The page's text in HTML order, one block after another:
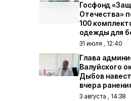
Госфонд
Отечества»
100
одежды для
31 июля , 12:40
Глава
Валуйского
Дыбов
вчера
3 августа , 14:38